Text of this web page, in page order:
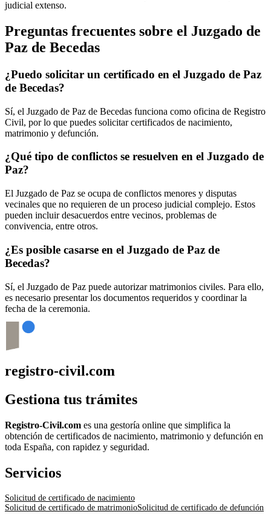
judicial extenso.
Preguntas frecuentes sobre el Juzgado de
Paz de Becedas
¿Puedo solicitar un certificado en el Juzgado de Paz
de Becedas?
Sí, el Juzgado de Paz de Becedas funciona como oficina de Registro
Civil, por lo que puedes solicitar certificados de nacimiento,
matrimonio y defunción.
¿Qué tipo de conflictos se resuelven en el Juzgado de
Paz?
El Juzgado de Paz se ocupa de conflictos menores y disputas
vecinales que no requieren de un proceso judicial complejo. Estos
pueden incluir desacuerdos entre vecinos, problemas de
convivencia, entre otros.
¿Es posible casarse en el Juzgado de Paz de
Becedas?
Sí, el Juzgado de Paz puede autorizar matrimonios civiles. Para ello,
es necesario presentar los documentos requeridos y coordinar la
fecha de la ceremonia.
registro-civil.com
Gestiona tus trámites
Registro-Civil.com es una gestoría online que simplifica la
obtención de certificados de nacimiento, matrimonio y defunción en
toda España, con rapidez y seguridad.
Servicios
Solicitud de certificado de nacimiento
Solicitud de certificado de matrimonioSolicitud de certificado de defunción